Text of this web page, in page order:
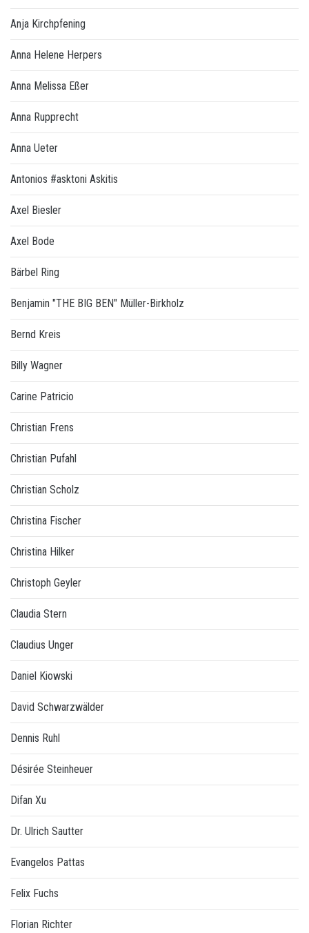
Anja Kirchpfening
Anna Helene Herpers
Anna Melissa Eßer
Anna Rupprecht
Anna Ueter
Antonios #asktoni Askitis
Axel Biesler
Axel Bode
Bärbel Ring
Benjamin "THE BIG BEN" Müller-Birkholz
Bernd Kreis
Billy Wagner
Carine Patricio
Christian Frens
Christian Pufahl
Christian Scholz
Christina Fischer
Christina Hilker
Christoph Geyler
Claudia Stern
Claudius Unger
Daniel Kiowski
David Schwarzwälder
Dennis Ruhl
Désirée Steinheuer
Difan Xu
Dr. Ulrich Sautter
Evangelos Pattas
Felix Fuchs
Florian Richter